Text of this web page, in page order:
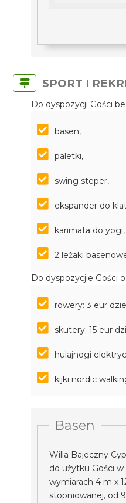
SPORT I
Do dyspozycji Gości
basen,
paletki,
swing steper,
ekspander do
karimata do yogi,
2 leżaki
Do dyspozycjie Gości
rowery: 3 eur
skutery: 15 eur
hulajnogi
kijki nordic
Basen
Willa Bajeczny
do użytku Gości w
wymiarach 4 m x
stopniowanej, od